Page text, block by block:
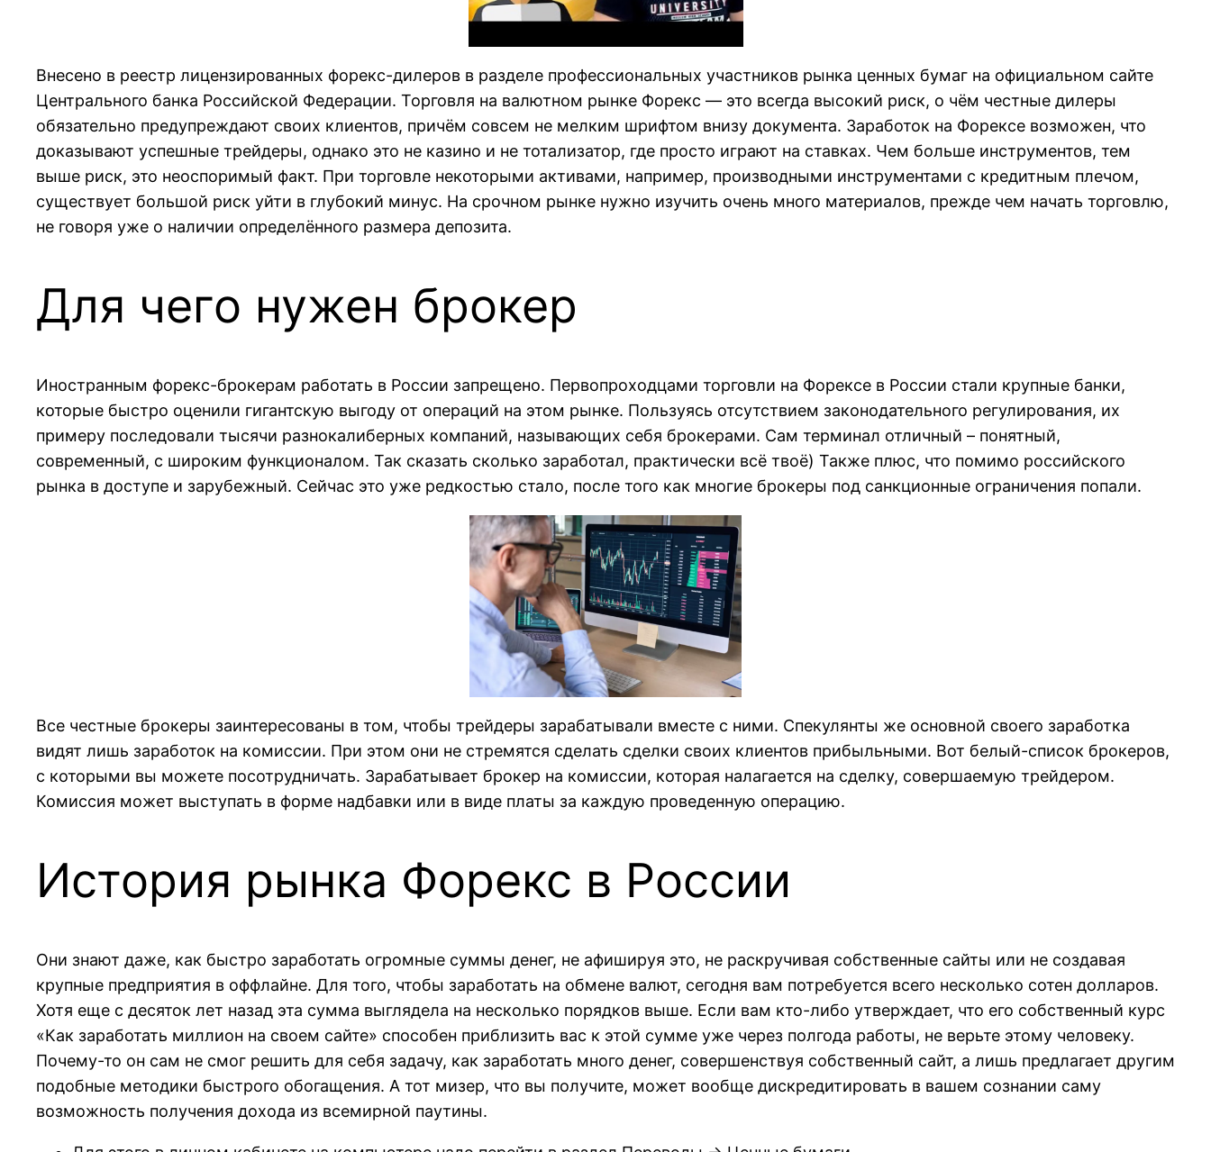
Внесено в реестр лицензированных форекс-дилеров в разделе профессиональных участников рынка ценных бумаг на официальном сайте
Центрального банка Российской Федерации. Торговля на валютном рынке Форекс — это всегда высокий риск, о чём честные дилеры
обязательно предупреждают своих клиентов, причём совсем не мелким шрифтом внизу документа. Заработок на Форексе возможен, что
доказывают успешные трейдеры, однако это не казино и не тотализатор, где просто играют на ставках. Чем больше инструментов, тем
выше риск, это неоспоримый факт. При торговле некоторыми активами, например, производными инструментами с кредитным плечом,
существует большой риск уйти в глубокий минус. На срочном рынке нужно изучить очень много материалов, прежде чем начать торговлю,
не говоря уже о наличии определённого размера депозита.
Для чего нужен брокер
Иностранным форекс-брокерам работать в России запрещено. Первопроходцами торговли на Форексе в России стали крупные банки,
которые быстро оценили гигантскую выгоду от операций на этом рынке. Пользуясь отсутствием законодательного регулирования, их
примеру последовали тысячи разнокалиберных компаний, называющих себя брокерами. Сам терминал отличный – понятный,
современный, с широким функционалом. Так сказать сколько заработал, практически всё твоё) Также плюс, что помимо российского
рынка в доступе и зарубежный. Сейчас это уже редкостью стало, после того как многие брокеры под санкционные ограничения попали.
Все честные брокеры заинтересованы в том, чтобы трейдеры зарабатывали вместе с ними. Спекулянты же основной своего заработка
видят лишь заработок на комиссии. При этом они не стремятся сделать сделки своих клиентов прибыльными. Вот белый-список брокеров,
с которыми вы можете посотрудничать. Зарабатывает брокер на комиссии, которая налагается на сделку, совершаемую трейдером.
Комиссия может выступать в форме надбавки или в виде платы за каждую проведенную операцию.
История рынка Форекс в России
Они знают даже, как быстро заработать огромные суммы денег, не афишируя это, не раскручивая собственные сайты или не создавая
крупные предприятия в оффлайне. Для того, чтобы заработать на обмене валют, сегодня вам потребуется всего несколько сотен долларов.
Хотя еще с десяток лет назад эта сумма выглядела на несколько порядков выше. Если вам кто-либо утверждает, что его собственный курс
«Как заработать миллион на своем сайте» способен приблизить вас к этой сумме уже через полгода работы, не верьте этому человеку.
Почему-то он сам не смог решить для себя задачу, как заработать много денег, совершенствуя собственный сайт, а лишь предлагает другим
подобные методики быстрого обогащения. А тот мизер, что вы получите, может вообще дискредитировать в вашем сознании саму
возможность получения дохода из всемирной паутины.